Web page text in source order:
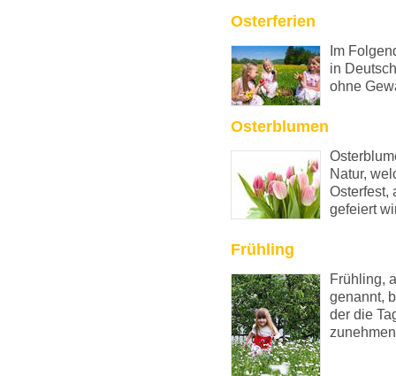
Osterferien
Im
in
ohne
Osterblumen
Natur,
Osterfest,
gefeiert
Frühling
Frühling,
genannt,
der die